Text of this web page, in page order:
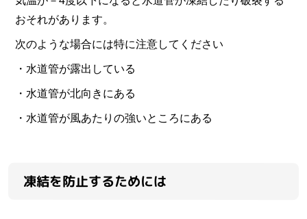
おそれがあります。
次のような場合には特に注意してください
・水道管が露出している
・水道管が北向きにある
・水道管が風あたりの強いところにある
凍結を防止するためには